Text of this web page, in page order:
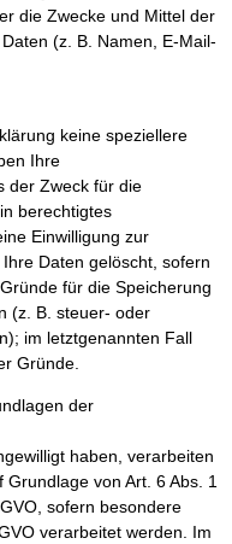
die Zwecke und Mittel der
(z. B. Namen, E-Mail-
keine speziellere
Ihre
der Zweck für die
berechtigtes
Einwilligung zur
Daten gelöscht, sofern
für die Speicherung
(z. B. steuer- oder
im letztgenannten Fall
Gründe.
der
haben, verarbeiten
von Art. 6 Abs. 1
sofern besondere
verarbeitet werden. Im